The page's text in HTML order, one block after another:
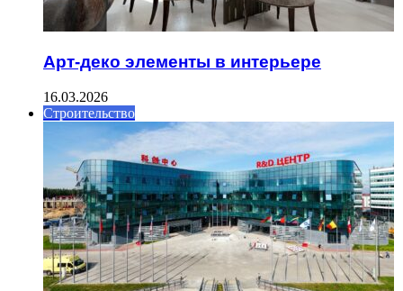
Арт-деко элементы в интерьере
16.03.2026
Строительство